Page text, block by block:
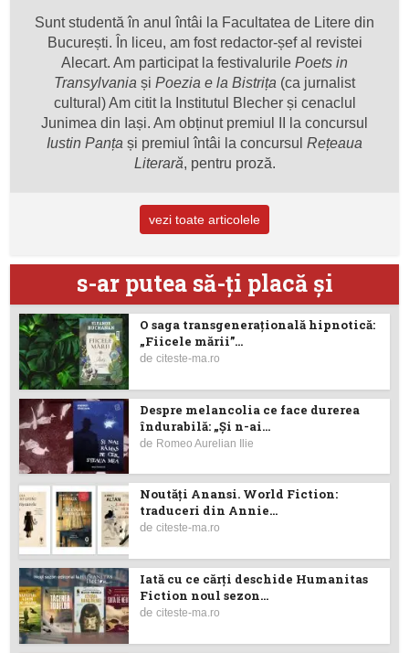
Sunt studentă în anul întâi la Facultatea de Litere din
București. În liceu, am fost redactor-șef al revistei
Alecart. Am participat la festivalurile Poets in
Transylvania și Poezia e la Bistrița (ca jurnalist
cultural) Am citit la Institutul Blecher și cenaclul
Junimea din Iași. Am obținut premiul II la concursul
Iustin Panța și premiul întâi la concursul Rețeaua
Literară, pentru proză.
vezi toate articolele
s-ar putea să-ţi placă şi
O saga transgenerațională hipnotică:
„Fiicele mării”...
deciteste-ma.ro
Despre melancolia ce face durerea
îndurabilă: „Și n-ai...
de Romeo Aurelian Ilie
Noutăţi Anansi. World Fiction:
traduceri din Annie...
deciteste-ma.ro
Iată cu ce cărţi deschide Humanitas
Fiction noul sezon...
deciteste-ma.ro